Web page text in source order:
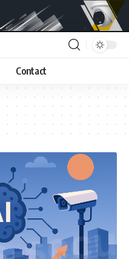
Contact